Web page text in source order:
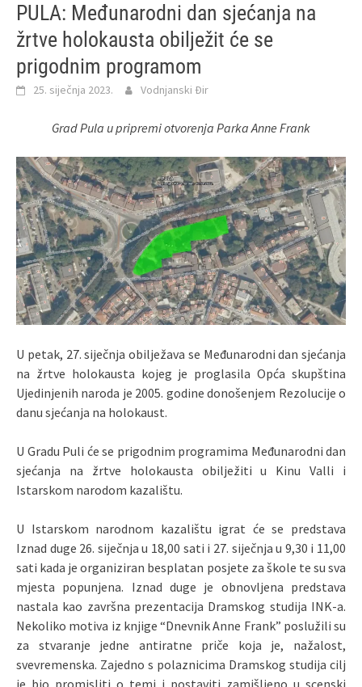
PULA: Međunarodni dan sjećanja na
žrtve holokausta obilježit će se
prigodnim programom
25. siječnja 2023. Vodnjanski Đir
Grad Pula u pripremi otvorenja Parka Anne Frank
U petak, 27. siječnja obilježava se Međunarodni dan sjećanja
na žrtve holokausta kojeg je proglasila Opća skupština
Ujedinjenih naroda je 2005. godine donošenjem Rezolucije o
danu sjećanja na holokaust.
U Gradu Puli će se prigodnim programima Međunarodni dan
sjećanja na žrtve holokausta obilježiti u Kinu Valli i
Istarskom narodom kazalištu.
U Istarskom narodnom kazalištu igrat će se predstava
Iznad duge 26. siječnja u 18,00 sati i 27. siječnja u 9,30 i 11,00
sati kada je organiziran besplatan posjete za škole te su sva
mjesta popunjena. Iznad duge je obnovljena predstava
nastala kao završna prezentacija Dramskog studija INK-a.
Nekoliko motiva iz knjige “Dnevnik Anne Frank” poslužili su
za stvaranje jedne antiratne priče koja je, nažalost,
svevremenska. Zajedno s polaznicima Dramskog studija cilj